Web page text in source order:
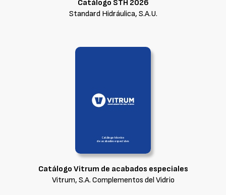
Catálogo STH 2026
Standard Hidráulica, S.A.U.
Catálogo Vitrum de acabados especiales
Vitrum, S.A. Complementos del Vidrio